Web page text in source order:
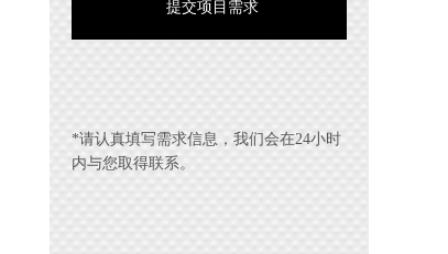
*请认真填写需求信息，我们会在24小时
内与您取得联系。